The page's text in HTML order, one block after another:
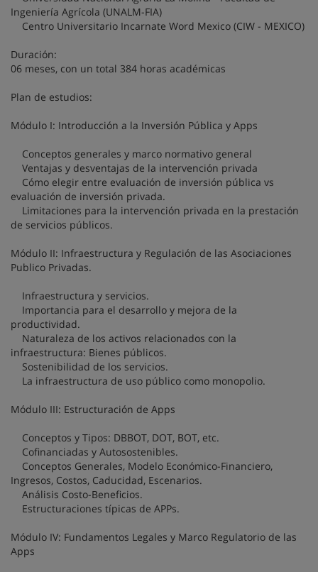
Ingeniería Agrícola (UNALM-FIA)
Centro Universitario Incarnate Word Mexico (CIW - MEXICO)
Duración:
06 meses, con un total 384 horas académicas
Plan de estudios:
Módulo I: Introducción a la Inversión Pública y Apps
Conceptos generales y marco normativo general
Ventajas y desventajas de la intervención privada
Cómo elegir entre evaluación de inversión pública vs
evaluación de inversión privada.
Limitaciones para la intervención privada en la prestación
de servicios públicos.
Módulo II: Infraestructura y Regulación de las Asociaciones
Publico Privadas.
Infraestructura y servicios.
Importancia para el desarrollo y mejora de la
productividad.
Naturaleza de los activos relacionados con la
infraestructura: Bienes públicos.
Sostenibilidad de los servicios.
La infraestructura de uso público como monopolio.
Módulo III: Estructuración de Apps
Conceptos y Tipos: DBBOT, DOT, BOT, etc.
Cofinanciadas y Autosostenibles.
Conceptos Generales, Modelo Económico-Financiero,
Ingresos, Costos, Caducidad, Escenarios.
Análisis Costo-Beneficios.
Estructuraciones típicas de APPs.
Módulo IV: Fundamentos Legales y Marco Regulatorio de las
Apps